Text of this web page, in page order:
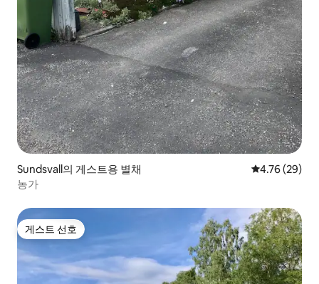
Sundsvall의 게스트용 별채 평점 4.76점(5
4.76 (29)
농가
게스트 선호
게스트 선호